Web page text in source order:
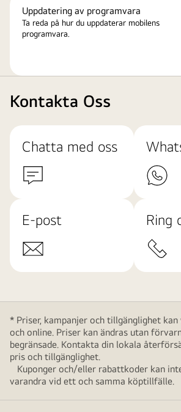
Uppdatering av programvara
Ta reda på hur du uppdaterar mobilens
programvara.
Kontakta Oss
Chatta med oss
E-post Ring
* Priser, kampanjer och tillgänglighet
och online. Priser kan ändras utan
begränsade. Kontakta din lokala
pris och tillgänglighet.
Kuponger och/eller rabattkoder kan
varandra vid ett och samma köptillfälle.